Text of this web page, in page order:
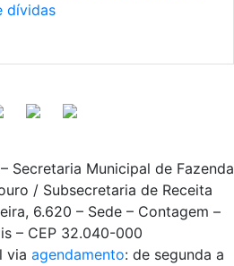
dívidas
Secretaria Municipal de Fazenda
/ Subsecretaria de Receita
6.620 – Sede – Contagem –
– CEP 32.040-000
via agendamento: de segunda a